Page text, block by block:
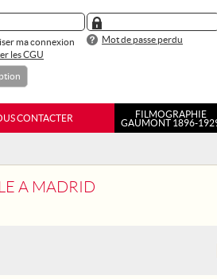
ma connexion
Mot de passe perdu
les CGU
CONTACTER
FILMOGRAPHIE
GAUMONT 1896-
A MADRID